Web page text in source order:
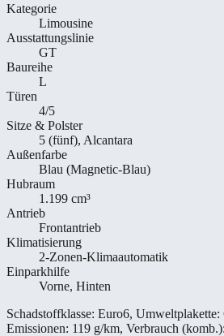
Kategorie
Limousine
Ausstattungslinie
GT
Baureihe
L
Türen
4/5
Sitze & Polster
5 (fünf), Alcantara
Außenfarbe
Blau (Magnetic-Blau)
Hubraum
1.199 cm³
Antrieb
Frontantrieb
Klimatisierung
2-Zonen-Klimaautomatik
Einparkhilfe
Vorne, Hinten
Schadstoffklasse: Euro6, Umweltplakette:
Emissionen: 119 g/km, Verbrauch (komb.):